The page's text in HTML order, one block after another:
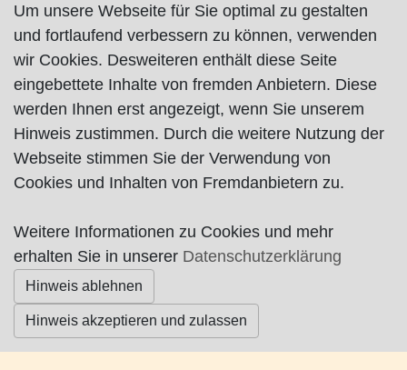
http://www.hundeschule-tango.de
Impressum| Datenschutz|AGB
© Worpswede24 2015-2026
Um unsere Webseite für Sie optimal zu gestalten
und fortlaufend verbessern zu können, verwenden
wir Cookies. Desweiteren enthält diese Seite
eingebettete Inhalte von fremden Anbietern. Diese
werden Ihnen erst angezeigt, wenn Sie unserem
Hinweis zustimmen. Durch die weitere Nutzung der
Webseite stimmen Sie der Verwendung von
Cookies und Inhalten von Fremdanbietern zu.
Weitere Informationen zu Cookies und mehr
erhalten Sie in unserer Datenschutzerklärung
Hinweis ablehnen
Hinweis akzeptieren und zulassen